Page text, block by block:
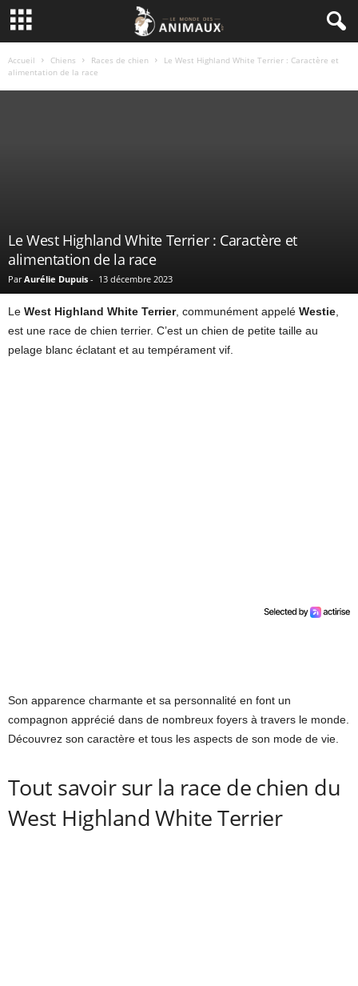
Accueil Chiens Races de chien
Le West Highland White Terrier : Caractère et
alimentation de la race
Le West Highland White Terrier : Caractère et
alimentation de la race
Par Aurélie Dupuis - 13 décembre 2023
Le West Highland White Terrier, communément appelé Westie,
est une race de chien terrier. C’est un chien de petite taille au
pelage blanc éclatant et au tempérament vif.
Son apparence charmante et sa personnalité en font un
compagnon apprécié dans de nombreux foyers à travers le monde.
Découvrez son caractère et tous les aspects de son mode de vie.
Tout savoir sur la race de chien du
West Highland White Terrier